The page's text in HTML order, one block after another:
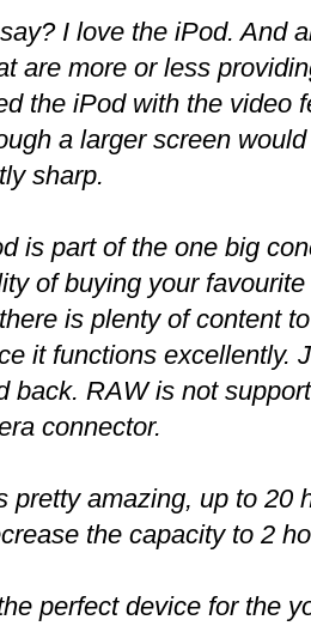
I love the iPod. And
are more or less
the iPod with the video
a larger screen
sharp.
is part of the one big
of buying your
is plenty of content
it functions excellently.
back. RAW is not
connector.
pretty amazing, up to 20
the capacity to 2
perfect device for the